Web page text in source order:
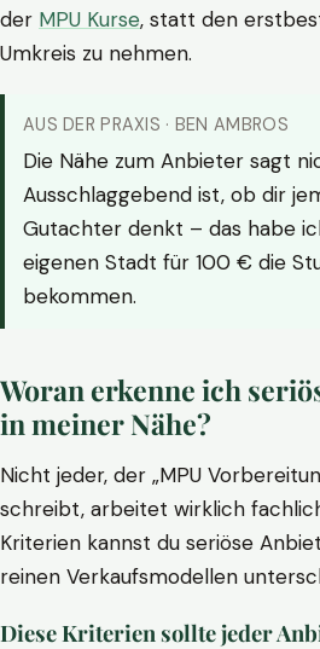
der MPU Kurse, statt den
Umkreis zu nehmen.
AUS DER PRAXIS · BEN AMBROS
Die Nähe zum Anbieter sagt
Ausschlaggebend ist, ob dir
Gutachter denkt – das habe
eigenen Stadt für 100 € die
bekommen.
Woran erkenne ich
in meiner Nähe?
Nicht jeder, der „MPU
schreibt, arbeitet wirklich
Kriterien kannst du seriöse
reinen Verkaufsmodellen
Diese Kriterien sollte jeder